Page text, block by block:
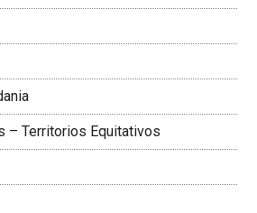
– Territorios Equitativos